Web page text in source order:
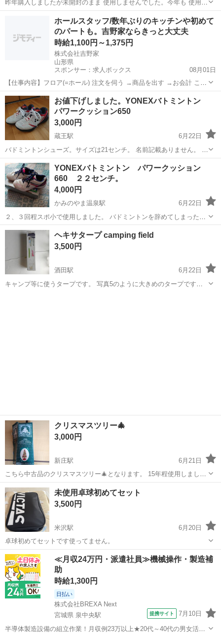
昨年購入しましたが未開封のまま 使用しませんでした。今年も 使用出
来そうも有りませんので、使用して頂ける方がいらっしゃいましたら
お譲りします。発送はラクマ、メルカリでの対応可能。箱の大きさ60
サイズギリギリ。重さ2kg。品...
その他 ラウンジ
ホールスタッフ/数年ぶりのキッチンや初めて
のパートも。吉野家ならきっと大丈夫
時給1,100円～1,375円
株式会社吉野家
山形県
スポンサー：求人ボックス
08月01日
【仕事内容】フロア(=ホール) 注文を伺う →商品を出す →お会計 これ
が基本的な流れです。 テイクアウトの注文受け・お渡しも お願いしま
す! キッチン 牛丼などの調理・盛りつけ など <最初はフロアから> 研
修期間あり。 マニュ...
アルバイト・パート
お値下げしました。YONEXバトミントン
パワークッション650
3,000円
蔵王駅
6月22日
バドミントンシューズ。サイズは21センチ。 名前記載ありません。 週
1から2のペースで半年ほど使用してましたが、サイズアップしてしま
いました。 店頭にサイズがなく、メーカー取り寄せしました。 女子で
初心者でハードな練習をして...
山形 山形市 ヨネックス
YONEXバトミントン パワークッション
660 ２２センチ。
4,000円
かみのやま温泉駅
6月22日
２、３回程スポ小で使用しました。 バドミントンを辞めてしまった為
使用していただける方いらっしゃいましたらお譲りします。すれなど
なくとてもきれいです。
山形 山形市 かみのやま温泉駅
ヘキサタープ camping field
3,500円
酒田駅
6月22日
キャンプ等に使うタープです。 写真5のように大きめのタープです。
クリスマスツリー🎄
3,000円
新庄駅
6月21日
こちら中古品のクリスマスツリー🎄となります。 15年程使用しまし
た。 ここ数年は子供も大きくなり使っておりません‥ かなりの使用感
はございます ⭕️ツリーの折れや色褪せ等もございます ⭕️付属品の不
足もございます ❌️組み...
山形 新庄市 新庄駅 その他 クリスマスツリー
未使用卓球初めてセット
3,500円
米沢駅
6月20日
卓球初めてセットです使ってません。
山形 米沢市 米沢駅 その他
≪月収24万円・派遣社員≫機械操作・製造補
助
時給1,300円
日払い
株式会社BREXA Next
宮城県 泉中央駅
提携サイト 7月10日
半導体製造設備の組立作業！月収例23万以上★20代～40代の男女活躍